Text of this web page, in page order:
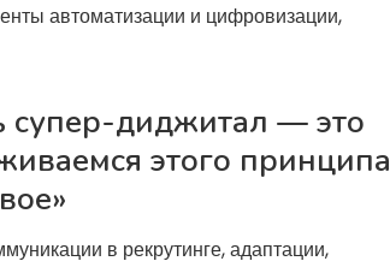
автоматизации и цифровизации,
супер-диджитал — это
этого принципа
в рекрутинге, адаптации,